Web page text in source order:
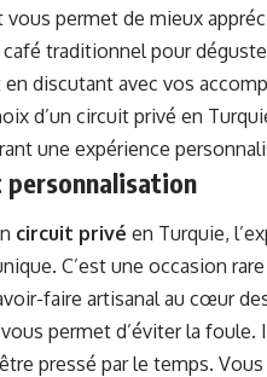
permet de mieux
café traditionnel pour
discutant avec vos
d’un circuit privé en
une expérience
circuit privé en Turquie,
C’est une occasion
faire artisanal au cœur
vous permet d’éviter la foule.
pressé par le temps.